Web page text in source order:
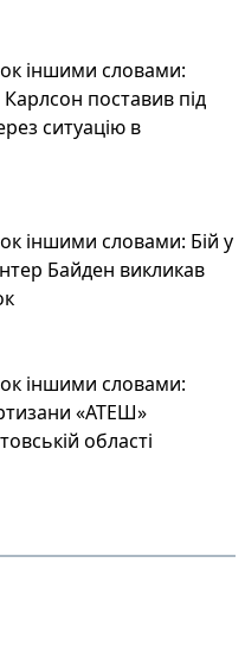
іншими словами:
поставив під
ситуацію в
іншими словами: Бій у
Байден викликав
іншими словами:
«АТЕШ»
області